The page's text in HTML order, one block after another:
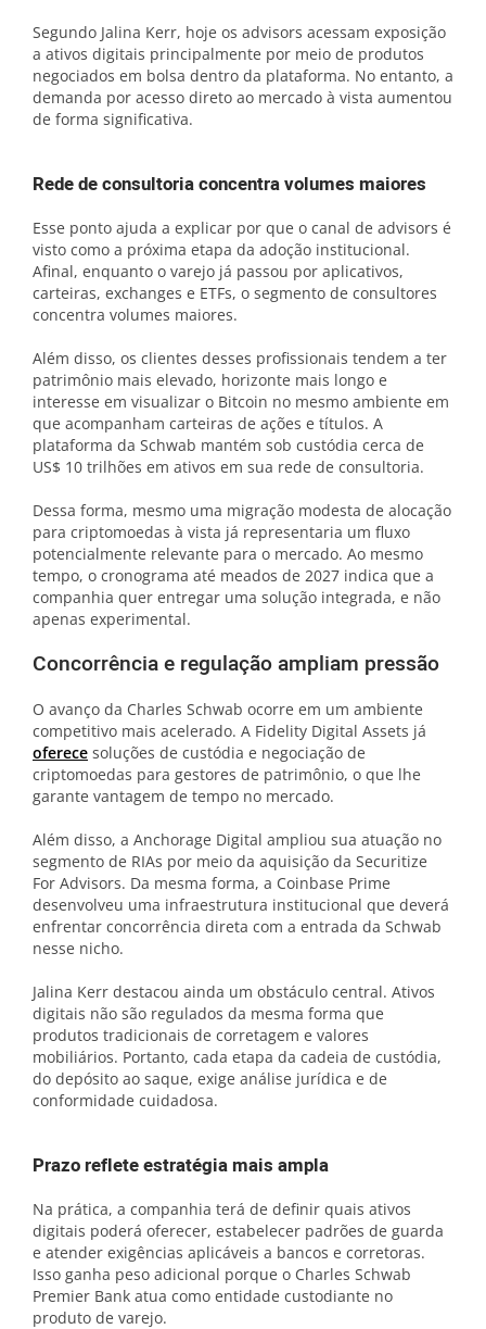
Segundo Jalina Kerr, hoje os advisors acessam exposição
a ativos digitais principalmente por meio de produtos
negociados em bolsa dentro da plataforma. No entanto, a
demanda por acesso direto ao mercado à vista aumentou
de forma significativa.
Rede de consultoria concentra volumes maiores
Esse ponto ajuda a explicar por que o canal de advisors é
visto como a próxima etapa da adoção institucional.
Afinal, enquanto o varejo já passou por aplicativos,
carteiras, exchanges e ETFs, o segmento de consultores
concentra volumes maiores.
Além disso, os clientes desses profissionais tendem a ter
patrimônio mais elevado, horizonte mais longo e
interesse em visualizar o Bitcoin no mesmo ambiente em
que acompanham carteiras de ações e títulos. A
plataforma da Schwab mantém sob custódia cerca de
US$ 10 trilhões em ativos em sua rede de consultoria.
Dessa forma, mesmo uma migração modesta de alocação
para criptomoedas à vista já representaria um fluxo
potencialmente relevante para o mercado. Ao mesmo
tempo, o cronograma até meados de 2027 indica que a
companhia quer entregar uma solução integrada, e não
apenas experimental.
Concorrência e regulação ampliam pressão
O avanço da Charles Schwab ocorre em um ambiente
competitivo mais acelerado. A Fidelity Digital Assets já
oferece soluções de custódia e negociação de
criptomoedas para gestores de patrimônio, o que lhe
garante vantagem de tempo no mercado.
Além disso, a Anchorage Digital ampliou sua atuação no
segmento de RIAs por meio da aquisição da Securitize
For Advisors. Da mesma forma, a Coinbase Prime
desenvolveu uma infraestrutura institucional que deverá
enfrentar concorrência direta com a entrada da Schwab
nesse nicho.
Jalina Kerr destacou ainda um obstáculo central. Ativos
digitais não são regulados da mesma forma que
produtos tradicionais de corretagem e valores
mobiliários. Portanto, cada etapa da cadeia de custódia,
do depósito ao saque, exige análise jurídica e de
conformidade cuidadosa.
Prazo reflete estratégia mais ampla
Na prática, a companhia terá de definir quais ativos
digitais poderá oferecer, estabelecer padrões de guarda
e atender exigências aplicáveis a bancos e corretoras.
Isso ganha peso adicional porque o Charles Schwab
Premier Bank atua como entidade custodiante no
produto de varejo.